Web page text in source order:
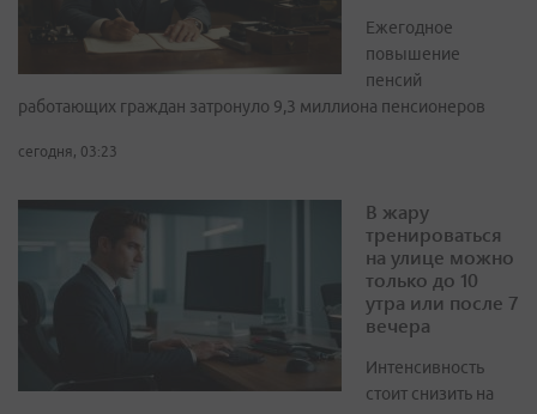
Ежегодное
повышение
пенсий
работающих граждан затронуло 9,3 миллиона пенсионеров
сегодня, 03:23
В жару
тренироваться
на улице можно
только до 10
утра или после 7
вечера
Интенсивность
стоит снизить на